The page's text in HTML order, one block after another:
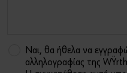
Ναι, θα ήθελα να
αλληλογραφίας της